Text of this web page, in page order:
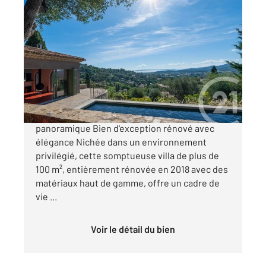
BORMES LES MIMOSAS 83
101,63 m
, 3 pièces
Ref : 1709
Maison à vendre
1 995 000 €
Villa contemporaine avec vue mer
panoramique Bien d'exception rénové avec
élégance Nichée dans un environnement
privilégié, cette somptueuse villa de plus de
100 m², entièrement rénovée en 2018 avec des
matériaux haut de gamme, offre un cadre de
vie ...
Voir le détail du bien